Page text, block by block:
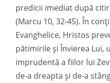
predicii imediat după
(Marcu 10, 32-45). În
Evanghelice, Hristos
pătimirile și Învierea Lui,
imprudentă a fiilor lui
de-a dreapta și de-a